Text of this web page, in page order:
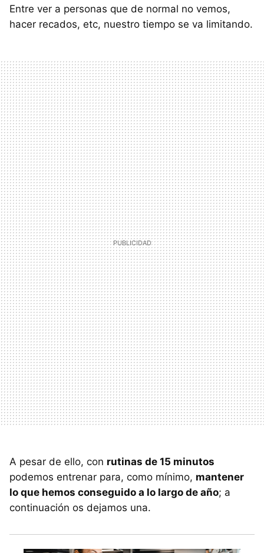
Entre ver a personas que de normal no vemos,
hacer recados, etc, nuestro tiempo se va limitando.
A pesar de ello, con rutinas de 15 minutos
podemos entrenar para, como mínimo, mantener
lo que hemos conseguido a lo largo de año; a
continuación os dejamos una.